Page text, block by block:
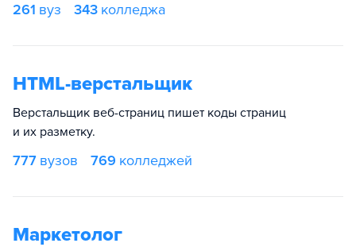
261 вуз 343 колледжа
HTML-верстальщик
Верстальщик веб-страниц пишет коды страниц
и их разметку.
777 вузов 769 колледжей
Маркетолог